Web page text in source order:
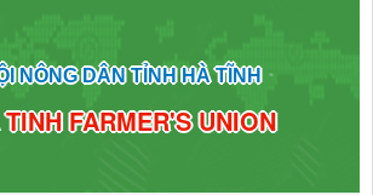
NÔNG DÂN TỈNH HÀ TĨNH
FARMER'S UNION